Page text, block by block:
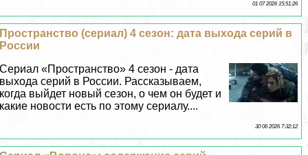
01 07 2026 15:51:26
Прострaнcтво (сериал) 4 сезон: дата выхода серий в
России
Сериал «Прострaнcтво» 4 сезон - дата
выхода серий в России. Рассказываем,
когда выйдет новый сезон, о чем он будет и
какие новости есть по этому сериалу....
30 06 2026 7:32:12